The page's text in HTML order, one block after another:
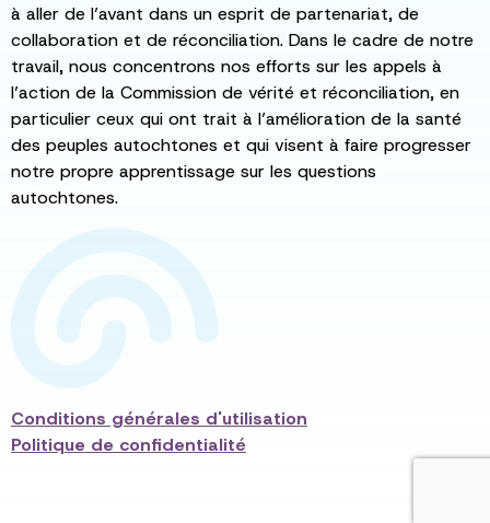
à aller de l’avant dans un esprit de partenariat, de
collaboration et de réconciliation. Dans le cadre de notre
travail, nous concentrons nos efforts sur les appels à
l’action de la Commission de vérité et réconciliation, en
particulier ceux qui ont trait à l’amélioration de la santé
des peuples autochtones et qui visent à faire progresser
notre propre apprentissage sur les questions
autochtones.
Conditions générales d'utilisation
Politique de confidentialité